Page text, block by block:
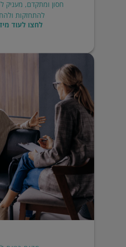
חסון ומתקדם, מעניק
להתחזקות
לחצו לעוד